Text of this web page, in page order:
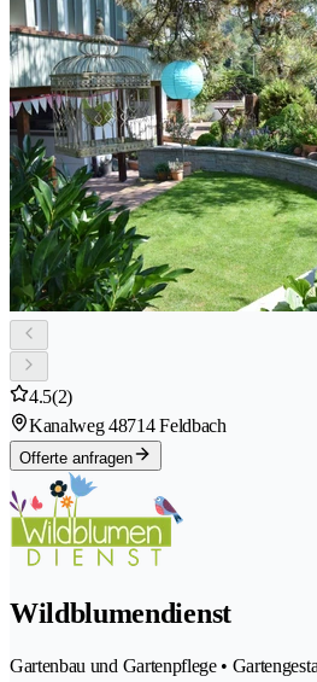
4.5(2)
Kanalweg 48714 Feldbach
Offerte anfragen
Wildblumendienst
Gartenbau und Gartenpflege •